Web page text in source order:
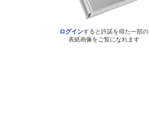
ログインすると許諾を得た一部の
表紙画像をご覧になれます